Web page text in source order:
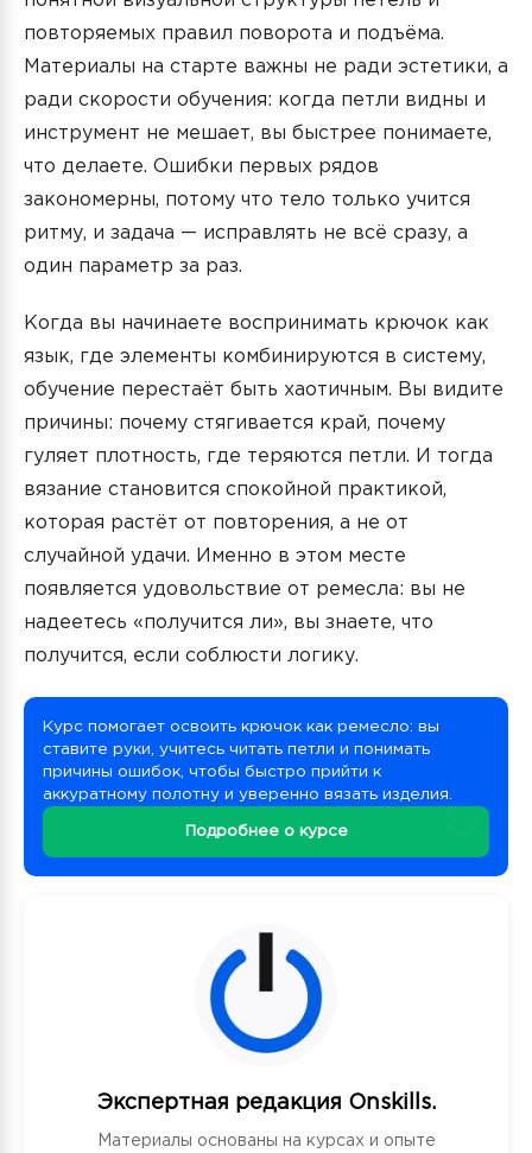
повторяемых правил поворота и подъёма.
Материалы на старте важны не ради эстетики, а
ради скорости обучения: когда петли видны и
инструмент не мешает, вы быстрее понимаете,
что делаете. Ошибки первых рядов
закономерны, потому что тело только учится
ритму, и задача — исправлять не всё сразу, а
один параметр за раз.
Когда вы начинаете воспринимать крючок как
язык, где элементы комбинируются в систему,
обучение перестаёт быть хаотичным. Вы видите
причины: почему стягивается край, почему
гуляет плотность, где теряются петли. И тогда
вязание становится спокойной практикой,
которая растёт от повторения, а не от
случайной удачи. Именно в этом месте
появляется удовольствие от ремесла: вы не
надеетесь «получится ли», вы знаете, что
получится, если соблюсти логику.
Курс помогает освоить крючок как ремесло: вы
ставите руки, учитесь читать петли и понимать
причины ошибок, чтобы быстро прийти к
аккуратному полотну и уверенно вязать изделия.
Подробнее о курсе
Экспертная редакция Onskills.
Материалы основаны на курсах и опыте